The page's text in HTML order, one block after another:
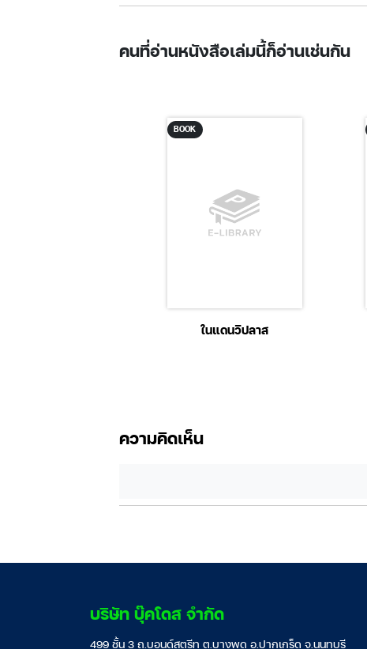
คนที่อ่านหนังสือเล่มนี้ก็อ่านเช่นกัน
BOOK
ในแดนวิปลาส
ความคิดเห็น
บริษัท บุ๊คโดส จำกัด
499 ชั้น 3 ถ.บอนด์สตรีท ต.บางพูด อ.ปากเกร็ด จ.นนทบุรี